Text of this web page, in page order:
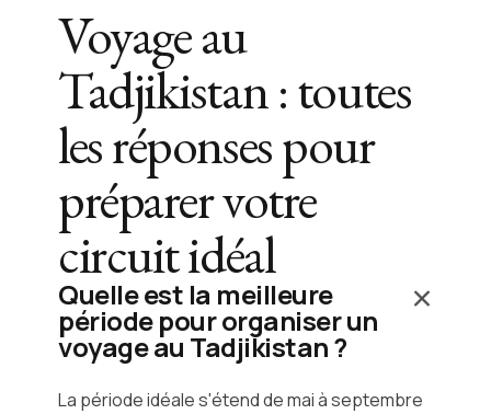
Voyage au
Tadjikistan : toutes
les réponses pour
préparer votre
circuit idéal
Quelle est la meilleure
période pour organiser un
voyage au Tadjikistan ?
La période idéale s'étend de mai à septembre